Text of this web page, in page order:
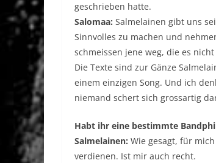
geschrieben hatte.
Salomaa: Salmelainen gibt uns
Sinnvolles zu machen und
schmeissen jene weg, die es
Die Texte sind zur Gänze
einem einzigen Song. Und ich
niemand schert sich grossartig
Habt ihr eine bestimmte
Salmelainen: Wie gesagt, für
verdienen. Ist mir auch recht.